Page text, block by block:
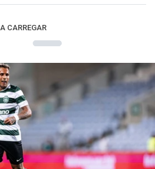
A CARREGAR